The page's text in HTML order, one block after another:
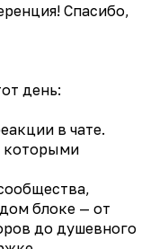
Спасибо,
день:
в чате.
которыми
блоке — от
до душевного